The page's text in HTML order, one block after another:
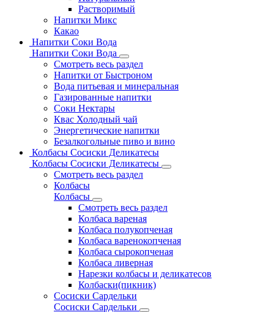
Растворимый
Напитки Микс
Какао
Напитки Соки Вода
Напитки Соки Вода
Смотреть весь раздел
Напитки от Быстроном
Вода питьевая и минеральная
Газированные напитки
Соки Нектары
Квас Холодный чай
Энергетические напитки
Безалкогольные пиво и вино
Колбасы Сосиски Деликатесы
Колбасы Сосиски Деликатесы
Смотреть весь раздел
Колбасы
Колбасы
Смотреть весь раздел
Колбаса вареная
Колбаса полукопченая
Колбаса варенокопченая
Колбаса сырокопченая
Колбаса ливерная
Нарезки колбасы и деликатесов
Колбаски(пикник)
Сосиски Сардельки
Сосиски Сардельки